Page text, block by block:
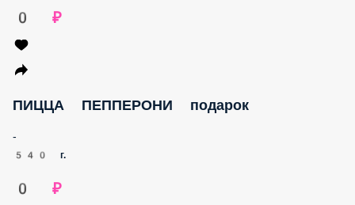
0 ₽
ПИЦЦА ПЕППЕРОНИ подарок
-
540 г.
0 ₽